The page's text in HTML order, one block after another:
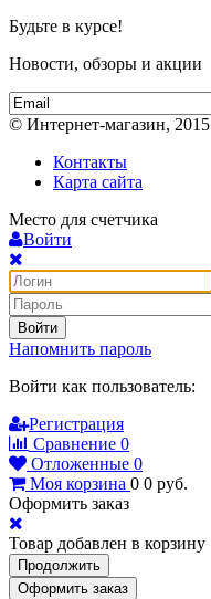
Будьте в курсе!
Новости, обзоры и акции
© Интернет-магазин, 2015
Контакты
Карта сайта
Место для счетчика
Войти
Войти
Напомнить пароль
Войти как пользователь:
Регистрация
Сравнение 0
Отложенные 0
Моя корзина 0 0 руб.
Оформить заказ
Товар добавлен в корзину
Продолжить
Оформить заказ